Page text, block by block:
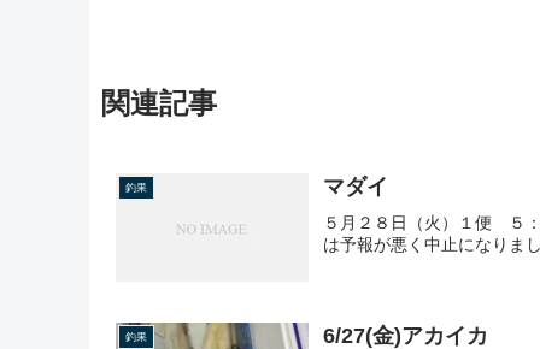
関連記事
釣果 マダイ
５月２８日（火）１便 ５
は予報が悪く中止になりま
釣果 6/27(金)アカイカ